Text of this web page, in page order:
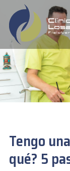
Tengo
qué? 5